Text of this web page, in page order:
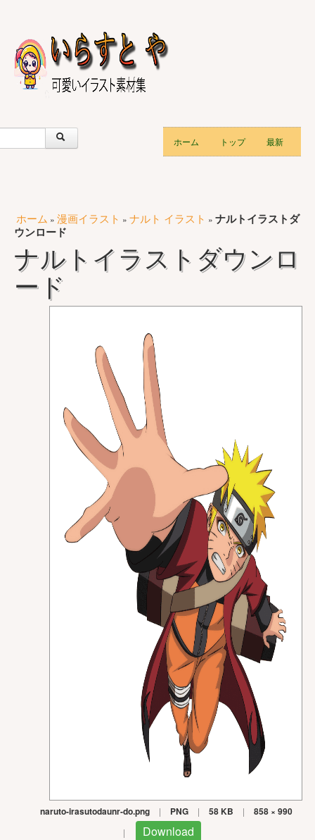
ホーム トップ 最新
ホーム » 漫画イラスト » ナルト イラスト » ナルトイラストダ
ウンロード
ナルトイラストダウンロ
ード
naruto-irasutodaunr-do.png | PNG | 58 KB | 858 × 990
| Download